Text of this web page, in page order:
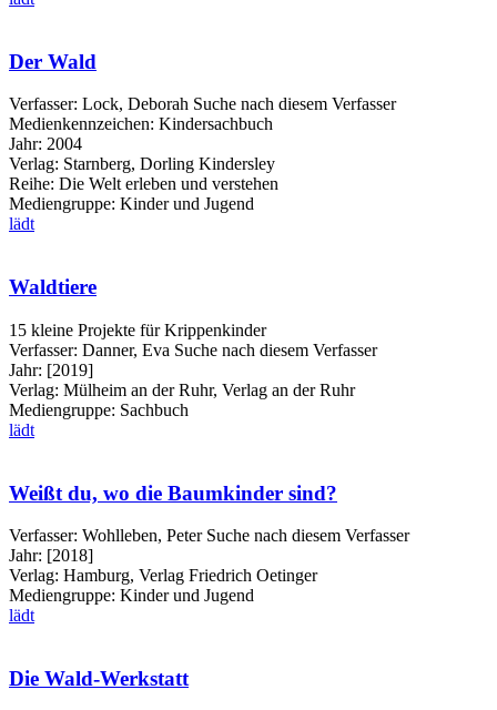
Der Wald
Verfasser: Lock, Deborah Suche nach diesem Verfasser
Medienkennzeichen: Kindersachbuch
Jahr: 2004
Verlag: Starnberg, Dorling Kindersley
Reihe: Die Welt erleben und verstehen
Mediengruppe: Kinder und Jugend
lädt
Waldtiere
15 kleine Projekte für Krippenkinder
Verfasser: Danner, Eva Suche nach diesem Verfasser
Jahr: [2019]
Verlag: Mülheim an der Ruhr, Verlag an der Ruhr
Mediengruppe: Sachbuch
lädt
Weißt du, wo die Baumkinder sind?
Verfasser: Wohlleben, Peter Suche nach diesem Verfasser
Jahr: [2018]
Verlag: Hamburg, Verlag Friedrich Oetinger
Mediengruppe: Kinder und Jugend
lädt
Die Wald-Werkstatt